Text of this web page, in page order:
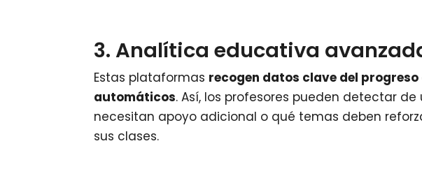
3. Analítica educativa
Estas plataformas recogen datos clave del
automáticos. Así, los profesores pueden detectar
necesitan apoyo adicional o qué temas deben
sus clases.